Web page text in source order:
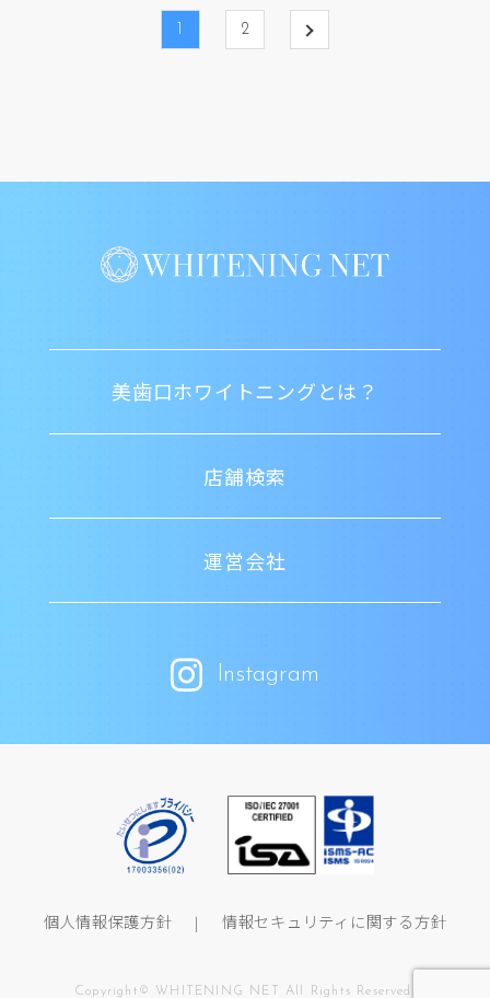
1 2
美歯口ホワイトニングとは？
店舗検索
運営会社
Instagram
個人情報保護方針 情報セキュリティに関する方針
Copyright© WHITENING NET All Rights Reserved.